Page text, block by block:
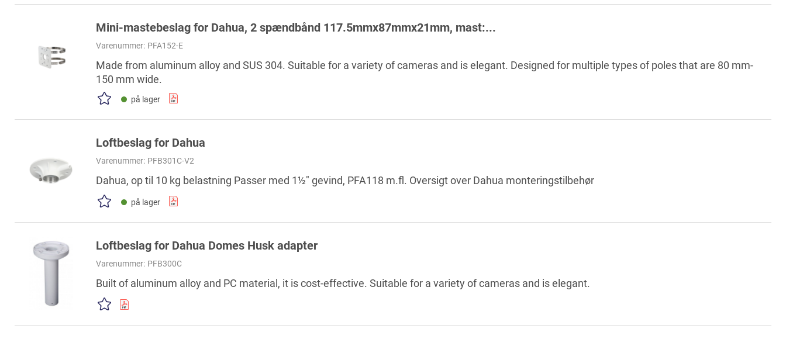
Mini-mastebeslag for Dahua, 2 spændbånd 117.5mmx87mmx21mm, mast:...
Varenummer: PFA152-E
Made from aluminum alloy and SUS 304. Suitable for a variety of cameras and is elegant. Designed for multiple types of poles that are 80 mm-
150 mm wide.
på lager
Loftbeslag for Dahua
Varenummer: PFB301C-V2
Dahua, op til 10 kg belastning Passer med 1½" gevind, PFA118 m.fl. Oversigt over Dahua monteringstilbehør
på lager
Loftbeslag for Dahua Domes Husk adapter
Varenummer: PFB300C
Built of aluminum alloy and PC material, it is cost-effective. Suitable for a variety of cameras and is elegant.